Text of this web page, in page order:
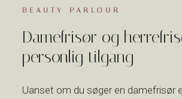
BEAUTY PARLOUR
Damefrisør og
personlig tilgang
Uanset om du søger en damefrisør